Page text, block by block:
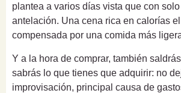
plantea a varios días vista que con
antelación. Una cena rica en calorías
compensada por una comida más
Y a la hora de comprar, también
sabrás lo que tienes que adquirir: no
improvisación, principal causa de